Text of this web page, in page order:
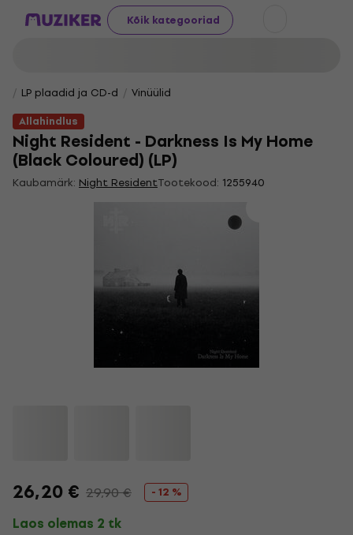
Kõik kategooriad
LP plaadid ja CD-d
Vinüülid
Allahindlus
Night Resident - Darkness Is My Home
(Black Coloured) (LP)
Kaubamärk: Night ResidentTootekood: 1255940
26,20 € 29,90 € - 12 %
Laos olemas 2 tk